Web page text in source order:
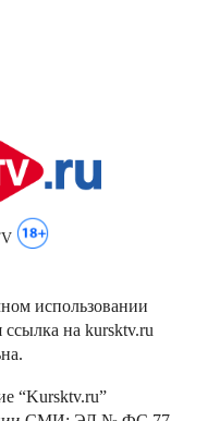
использовании
ссылка на kursktv.ru
“Kursktv.ru”